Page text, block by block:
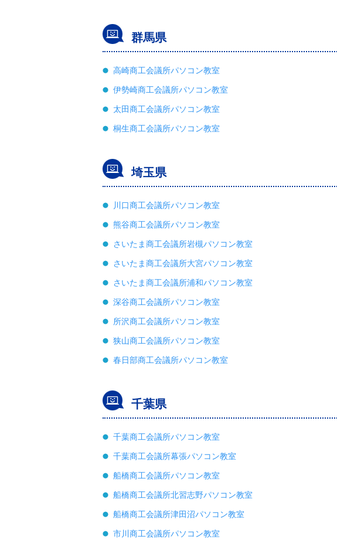
群馬県
高崎商工会議所パソコン教室
伊勢崎商工会議所パソコン教室
太田商工会議所パソコン教室
桐生商工会議所パソコン教室
埼玉県
川口商工会議所パソコン教室
熊谷商工会議所パソコン教室
さいたま商工会議所岩槻パソコン教室
さいたま商工会議所大宮パソコン教室
さいたま商工会議所浦和パソコン教室
深谷商工会議所パソコン教室
所沢商工会議所パソコン教室
狭山商工会議所パソコン教室
春日部商工会議所パソコン教室
千葉県
千葉商工会議所パソコン教室
千葉商工会議所幕張パソコン教室
船橋商工会議所パソコン教室
船橋商工会議所北習志野パソコン教室
船橋商工会議所津田沼パソコン教室
市川商工会議所パソコン教室